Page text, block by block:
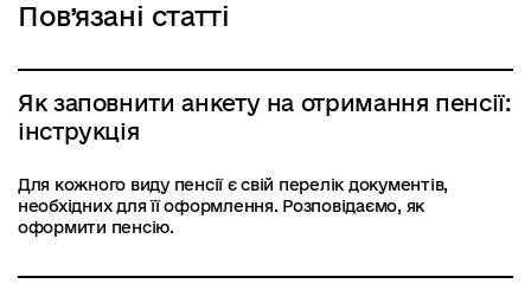
Пов’язані статті
Як заповнити анкету на отримання пенсії:
інструкція
Для кожного виду пенсії є свій перелік документів,
необхідних для її оформлення. Розповідаємо, як
оформити пенсію.